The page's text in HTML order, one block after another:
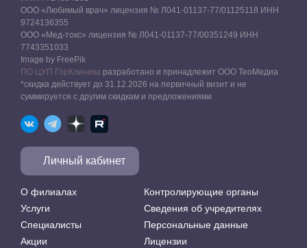
ООО «Любимый врач» лицензия № Л041-01137-77/01125118 ИНН
9724136355
ООО «Мед-токс» лицензия № Л041-01137-77/00351249 ИНН
7743351033
Image by FreePik
ПО ЦУП ГорКлиника разработано и принадлежит ООО ТеоМедиа
*скидка действует до 31.12.2026 на первичный визит и не
суммируется с другим скидкам и предложениями
О филиалах
Услуги
Специалисты
Акции
Контролирующие органы
Сведения об учредителях
Персональные данные
Лицензии
Личный кабинет